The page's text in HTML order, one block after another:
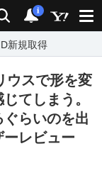
検索 通知
i
新規取得
ウスで形を変
てしまう。
らいのを出
ーレビュー